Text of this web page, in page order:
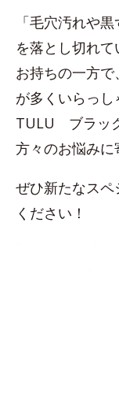
「毛穴汚れや
を落とし切れ
お持ちの一方
が多くいらっ
TULU ブラッ
方々のお悩みに
ぜひ新たなス
ください！